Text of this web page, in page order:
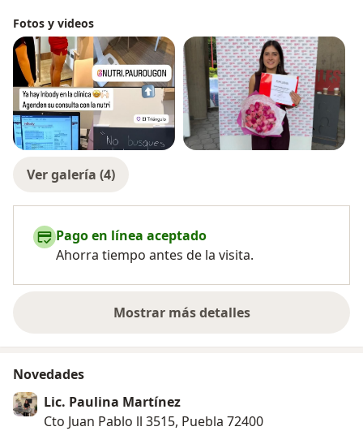
Fotos y videos
Ver galería (4)
Pago en línea aceptado
Ahorra tiempo antes de la visita.
Mostrar más detalles
sobre la experiencia
Novedades
Lic. Paulina Martínez
Cto Juan Pablo ll 3515, Puebla 72400